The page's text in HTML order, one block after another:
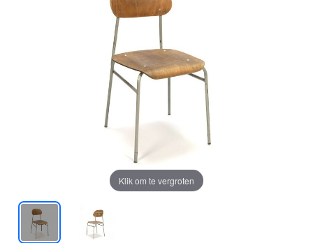
Klik om te vergroten